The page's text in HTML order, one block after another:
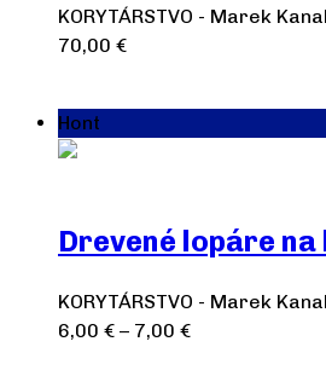
KORYTÁRSTVO - Marek
70,00 €
Hont
Drevené lopáre
KORYTÁRSTVO - Marek
6,00 € – 7,00 €